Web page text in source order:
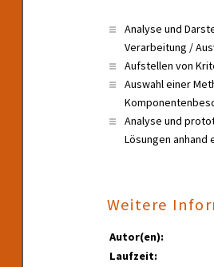
Analyse und
Verarbeitung /
Aufstellen von
Auswahl einer
Analyse und
Lösungen anhand
Weitere
Autor(en):
Laufzeit: